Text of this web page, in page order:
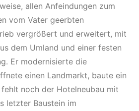
allen Anfeindungen zum
vom Vater geerbten
vergrößert und erweitert, mit
dem Umland und einer festen
Er modernisierte die
einen Landmarkt, baute ein
noch der Hotelneubau mit
letzter Baustein im